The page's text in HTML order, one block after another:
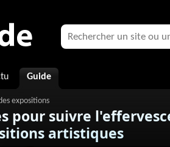
Guide
pour suivre
artistiques